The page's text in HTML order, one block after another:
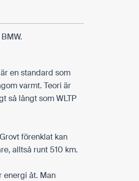
en standard som
varmt. Teori är
så långt som WLTP
förenklat kan
alltså runt510 km.
energi åt. Man